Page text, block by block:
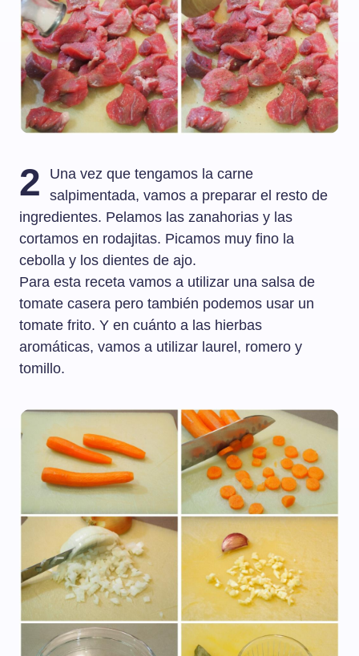
2
Una vez que tengamos la carne
salpimentada, vamos a preparar el resto de
ingredientes. Pelamos las zanahorias y las
cortamos en rodajitas. Picamos muy fino la
cebolla y los dientes de ajo.
Para esta receta vamos a utilizar una salsa de
tomate casera pero también podemos usar un
tomate frito. Y en cuánto a las hierbas
aromáticas, vamos a utilizar laurel, romero y
tomillo.